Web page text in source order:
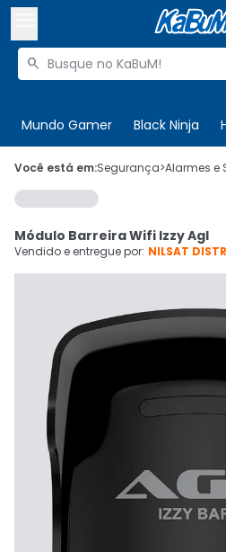
Buscar produtos

Mundo Gamer Black Ninja
 Olá. Acesse sua conta
 Departamentos
Cupons
Ativar tradutor em libras
CADASTRE-
Você está em:Segurança>Alarmes e
Módulo Barreira Wifi Izzy Agl
Vendido e entregue por: NILSAT